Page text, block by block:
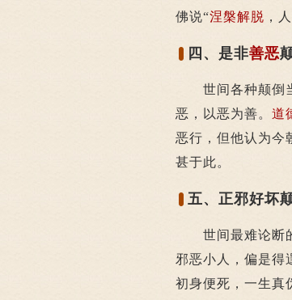
佛说“涅槃解脱 ，
四、是非善恶
世间各种颠倒当
恶，以恶为善。 道
恶行，但他认为今
甚于此。
五、正邪好坏
世间最难论断的
邪恶小人，偏是得
初身便死，一生真